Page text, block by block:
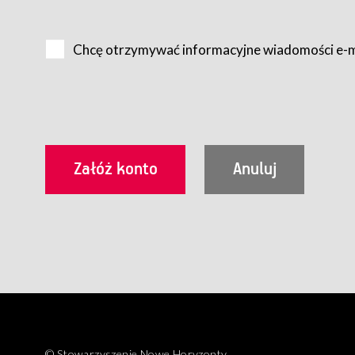
Usługobiorca przed rozpoczęciem korzystania z
utrwalenie i wydrukowanie.
§ 3
Korzystanie ze wszystkich aplikacji Serwisu może być
Chcę otrzymywać informacyjne wiadomości e-